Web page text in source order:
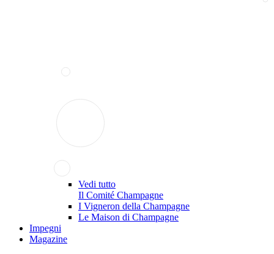
Vedi tutto
Il Comité Champagne
I Vigneron della Champagne
Le Maison di Champagne
Impegni
Magazine